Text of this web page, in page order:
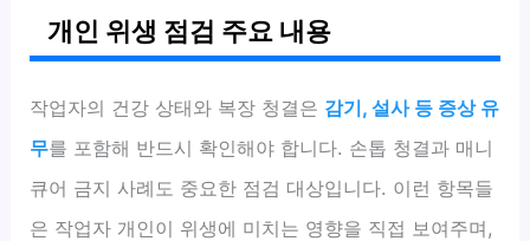
개인 위생 점검 주요 내용
작업자의 건강 상태와 복장 청결은 감기, 설사 등 증상 유
무를 포함해 반드시 확인해야 합니다. 손톱 청결과 매니
큐어 금지 사례도 중요한 점검 대상입니다. 이런 항목들
은 작업자 개인이 위생에 미치는 영향을 직접 보여주며,